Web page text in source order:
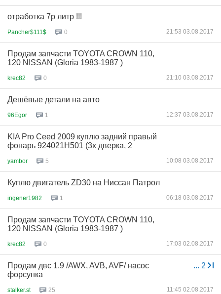
отработка 7р литр !!!
Pancher$111$ 0 21:53 03.08.2017
Продам запчасти TOYOTA CROWN 110,
120 NISSAN (Gloria 1983-1987 )
krec82 0 21:10 03.08.2017
Дешёвые детали на авто
96Egor 1 12:37 03.08.2017
KIA Pro Ceed 2009 куплю задний правый
фонарь 924021H501 (3х дверка, 2
yambor 5 10:08 03.08.2017
Куплю двигатель ZD30 на Ниссан Патрол
ingener1982 1 06:18 03.08.2017
Продам запчасти TOYOTA CROWN 110,
120 NISSAN (Gloria 1983-1987 )
krec82 0 17:03 02.08.2017
... 2
Продам двс 1.9 /AWX, AVB, AVF/ насос
форсунка
stalker.st 25 11:45 02.08.2017